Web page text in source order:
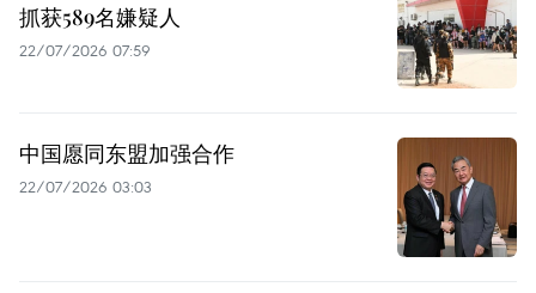
抓获589名嫌疑人
22/07/2026 07:59
中国愿同东盟加强合作
22/07/2026 03:03